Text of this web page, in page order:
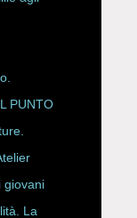
PUNTO
giovani
La